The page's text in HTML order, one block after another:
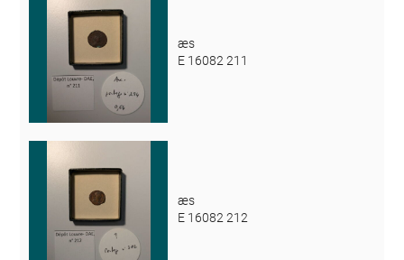
æs
E 16082 211
æs
E 16082 212